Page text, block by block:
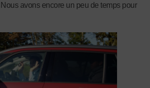
avons encore un peu de temps pour